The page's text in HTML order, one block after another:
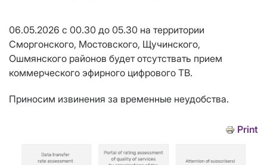
06.05.2026 с 00.30 до 05.30 на территории
Сморгонского, Мостовского, Щучинского,
Ошмянского районов будет отсутствать прием
коммерческого эфирного цифрового ТВ.
Приносим извинения за временные неудобства.
Print